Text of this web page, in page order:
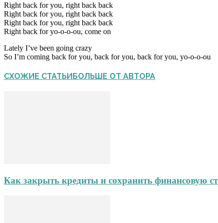
Right back for you, right back back
Right back for you, right back back
Right back for you, right back back
Right back for yo-o-o-ou, come on
Lately I’ve been going crazy
So I’m coming back for you, back for you, back for you, yo-o-o-ou
СХОЖИЕ СТАТЬИБОЛЬШЕ ОТ АВТОРА
Как закрыть кредиты и сохранить финансовую